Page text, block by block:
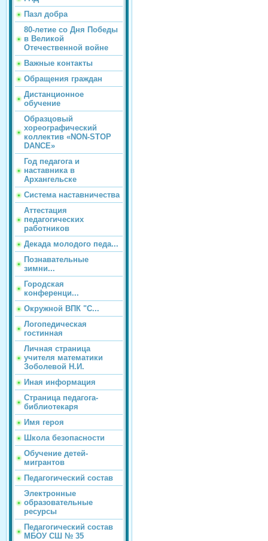
Пазл добра
80-летие со Дня Победы
в Великой
Отечественной войне
Важные контакты
Обращения граждан
Дистанционное
обучение
Образцовый
хореографический
коллектив «NON-STOP
DANCE»
Год педагога и
наставника в
Архангельске
Система наставничества
Аттестация
педагогических
работников
Декада молодого педа...
Познавательные
зимни...
Городская
конференци...
Окружной ВПК "С...
Логопедическая
гостинная
Личная страница
учителя математики
Зоболевой Н.И.
Иная информация
Страница педагога-
библиотекаря
Имя героя
Школа безопасности
Обучение детей-
мигрантов
Педагогический состав
Электронные
образовательные
ресурсы
Педагогический состав
МБОУ СШ № 35